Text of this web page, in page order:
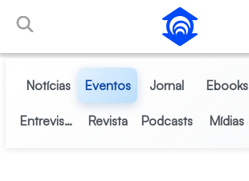
Pular para o Conteúdo principal
Notícias Eventos Jornal Ebooks
Entrevistas Revista Podcasts Mídias